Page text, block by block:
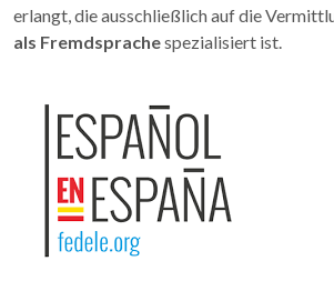
erlangt, die ausschließlich auf die
als Fremdsprachespezialisiert ist.